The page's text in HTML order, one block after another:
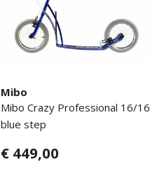
Mibo
Mibo Crazy Professional 16/16
blue step
€ 449,00